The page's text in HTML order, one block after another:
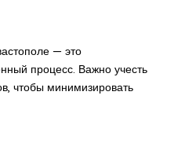
— это
процесс. Важно учесть
чтобы минимизировать